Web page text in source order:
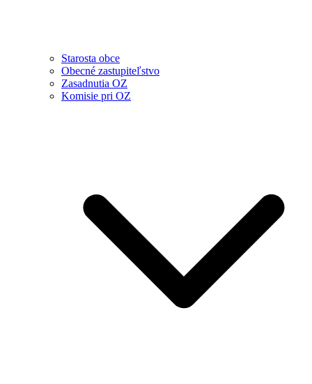
Starosta obce
Obecné zastupiteľstvo
Zasadnutia OZ
Komisie pri OZ